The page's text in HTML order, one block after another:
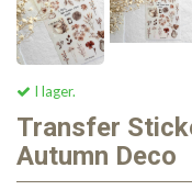
I lager.
Transfer
Autumn Deco